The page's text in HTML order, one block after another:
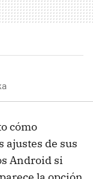
cómo
ajustes de sus
Android si